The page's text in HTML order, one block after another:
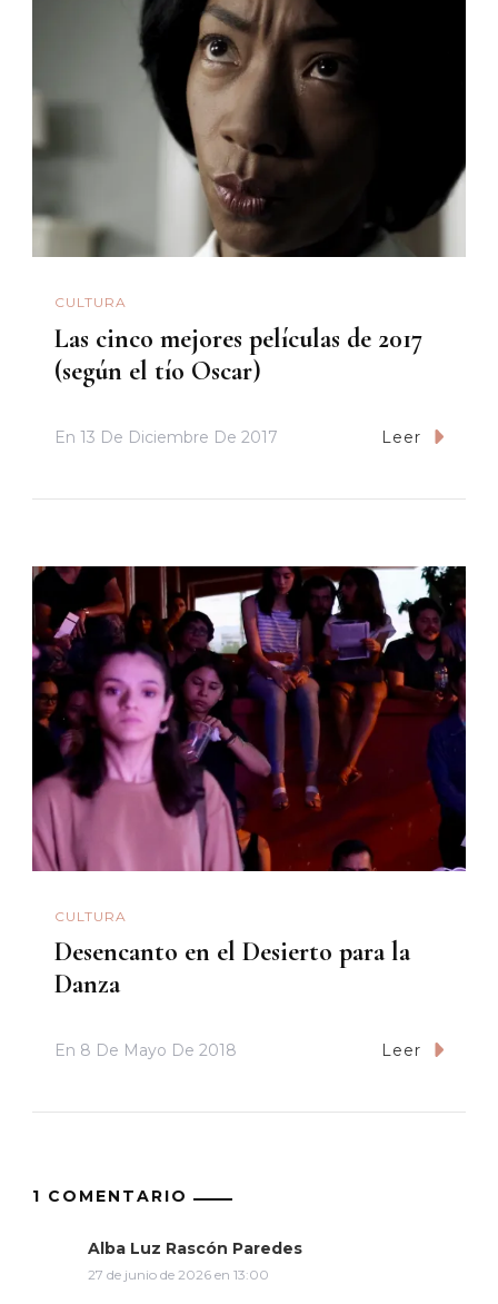
CULTURA
Las cinco mejores películas de 2017
(según el tío Oscar)
En 13 De Diciembre De 2017 Leer
CULTURA
Desencanto en el Desierto para la
Danza
En 8 De Mayo De 2018 Leer
1 COMENTARIO
Alba Luz Rascón Paredes
27 de junio de 2026 en 13:00